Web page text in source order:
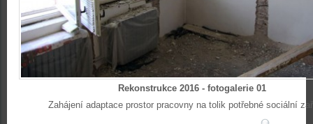
Rekonstrukce 2016 - fotogalerie 01
Zahájení adaptace prostor pracovny na tolik potřebné sociální